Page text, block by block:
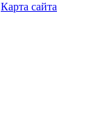
Карта сайта